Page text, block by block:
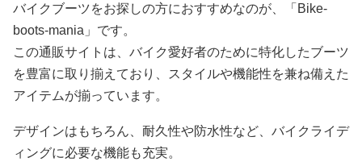
バイクブーツをお探しの方におすすめなのが、「Bike-
boots-mania」です。
この通販サイトは、バイク愛好者のために特化したブーツ
を豊富に取り揃えており、スタイルや機能性を兼ね備えた
アイテムが揃っています。
デザインはもちろん、耐久性や防水性など、バイクライデ
ィングに必要な機能も充実。